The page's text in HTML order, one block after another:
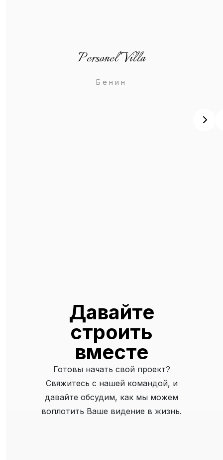
Personel Villa
Бенин
Давайте
строить
вместе
Готовы начать свой проект?
Свяжитесь с нашей командой, и
давайте обсудим, как мы можем
воплотить Ваше видение в жизнь.